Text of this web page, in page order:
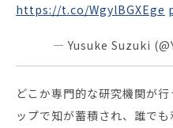
https://t.co/WgylBGXEge
— Yusuke Suzuki
どこか専門的な研究機関が
ップで知が蓄積され、誰で